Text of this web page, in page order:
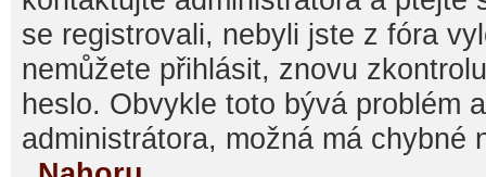
se registrovali, nebyli jste z fóra
nemůžete přihlásit, znovu
heslo. Obvykle toto bývá problém
administrátora, možná má chybné